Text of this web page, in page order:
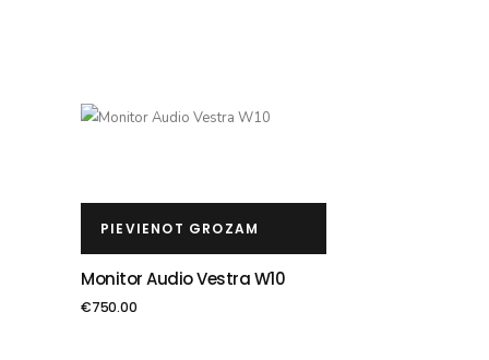
PIEVIENOT GROZAM
Monitor Audio Vestra W10
€750.00